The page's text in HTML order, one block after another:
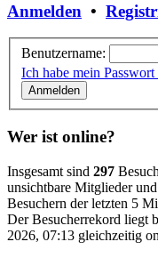
Anmelden •
Benutzername:
Ich habe mein Passwort
Wer ist online?
Insgesamt sind 297
unsichtbare Mitglieder
Besuchern der letzten 5
Der Besucherrekord liegt
2026, 07:13 gleichzeitig